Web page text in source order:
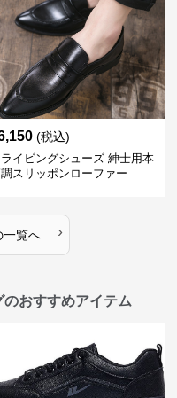
(税込)
ライビングシューズ 紳士用本
スリッポンローファー
一覧へ ›
のおすすめアイテム